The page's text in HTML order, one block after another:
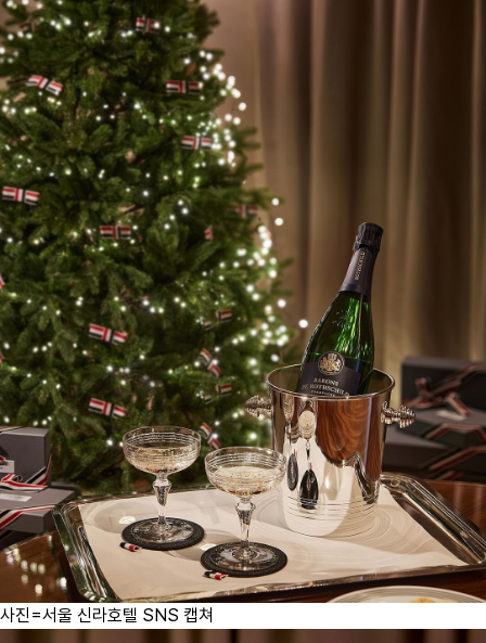
사진=서울 신라호텔 SNS 캡쳐